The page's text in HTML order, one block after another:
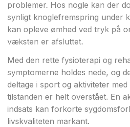
problemer. Hos nogle kan der
synligt knoglefremspring under
kan opleve ømhed ved tryk på
væksten er afsluttet.
Med den rette fysioterapi og
symptomerne holdes nede, og
deltage i sport og aktiviteter
tilstanden er helt overstået. En
indsats kan forkorte
livskvaliteten markant.